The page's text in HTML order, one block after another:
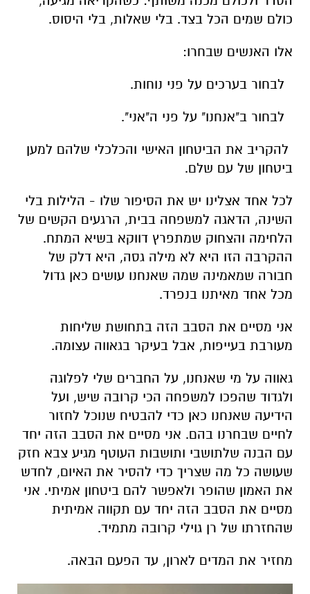
כולם שמים הכל בצד. בלי שאלות, בלי היסוס.
אלו האנשים שבחרו:
לבחור בערכים על פני נוחות.
לבחור ב"אנחנו" על פני ה"אני".
להקריב את הביטחון האישי והכלכלי שלהם למען
ביטחון של עם שלם.
לכל אחד אצלינו יש את הסיפור שלו - הלילות בלי
השינה, הדאגה למשפחה בבית, הרגעים הקשים של
הלחימה והצחוק שמתפרץ דווקא בשיא המתח.
ההקרבה הזו היא לא מילה גסה, היא דלק של
חבורה שמאמינה שמה שאנחנו עושים כאן גדול
מכל אחד מאיתנו בנפרד.
אני מסיים את הסבב הזה בתחושת שליחות
מעורבת בעייפות, אבל בעיקר בגאווה עצומה.
גאווה על מי שאנחנו, על החברים שלי לפלוגה
ולגדוד שהפכו למשפחה הכי קרובה שיש, ועל
הידיעה שאנחנו כאן כדי להבטיח שנוכל לחזור
לחיים שבחרנו בהם. אני מסיים את הסבב הזה יחד
עם הבנה שלתושבי ותושבות העוטף מגיע צבא חזק
שעושה כל מה שצריך כדי להסיר את האיום, לחדש
את האמון שהופר ולאפשר להם ביטחון אמיתי. אני
מסיים את הסבב הזה יחד עם תקווה אמיתית
שהחזרתו של רן גוילי קרובה מתמיד.
מחזיר את המדים לארון, עד הפעם הבאה.